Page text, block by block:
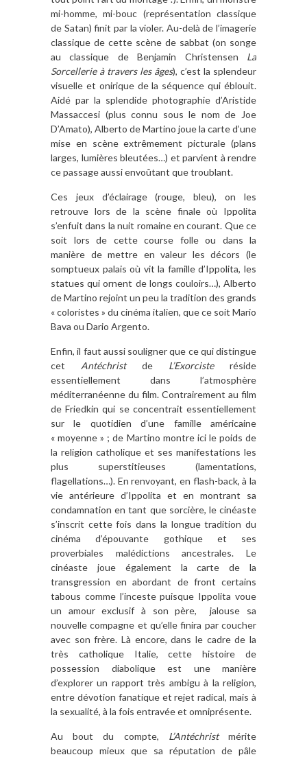
mi-homme, mi-bouc (représentation classique
de Satan) finit par la violer. Au-delà de l’imagerie
classique de cette scène de sabbat (on songe
au classique de Benjamin Christensen La
Sorcellerie à travers les âges), c’est la splendeur
visuelle et onirique de la séquence qui éblouit.
Aidé par la splendide photographie d’Aristide
Massaccesi (plus connu sous le nom de Joe
D’Amato), Alberto de Martino joue la carte d’une
mise en scène extrêmement picturale (plans
larges, lumières bleutées…) et parvient à rendre
ce passage aussi envoûtant que troublant.
Ces jeux d’éclairage (rouge, bleu), on les
retrouve lors de la scène finale où Ippolita
s’enfuit dans la nuit romaine en courant. Que ce
soit lors de cette course folle ou dans la
manière de mettre en valeur les décors (le
somptueux palais où vit la famille d’Ippolita, les
statues qui ornent de longs couloirs…), Alberto
de Martino rejoint un peu la tradition des grands
« coloristes » du cinéma italien, que ce soit Mario
Bava ou Dario Argento.
Enfin, il faut aussi souligner que ce qui distingue
cet Antéchristde L’Exorcisteréside
essentiellement dans l’atmosphère
méditerranéenne du film. Contrairement au film
de Friedkin qui se concentrait essentiellement
sur le quotidien d’une famille américaine
« moyenne » ; de Martino montre ici le poids de
la religion catholique et ses manifestations les
plus superstitieuses (lamentations,
flagellations…). En renvoyant, en flash-back, à la
vie antérieure d’Ippolita et en montrant sa
condamnation en tant que sorcière, le cinéaste
s’inscrit cette fois dans la longue tradition du
cinéma d’épouvante gothique et ses
proverbiales malédictions ancestrales. Le
cinéaste joue également la carte de la
transgression en abordant de front certains
tabous comme l’inceste puisque Ippolita voue
un amour exclusif à son père, jalouse sa
nouvelle compagne et qu’elle finira par coucher
avec son frère. Là encore, dans le cadre de la
très catholique Italie, cette histoire de
possession diabolique est une manière
d’explorer un rapport très ambigu à la religion,
entre dévotion fanatique et rejet radical, mais à
la sexualité, à la fois entravée et omniprésente.
Au bout du compte, L’Antéchristmérite
beaucoup mieux que sa réputation de pâle